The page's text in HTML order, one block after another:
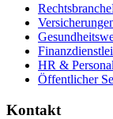
Rechtsbranche
HR &
Öffentlicher
Kontakt